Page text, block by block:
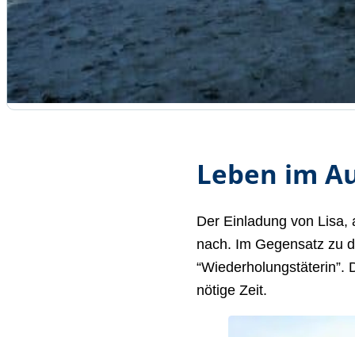
Leben im
Der Einladung von
nach. Im Gegensatz zu
nötige Zeit.